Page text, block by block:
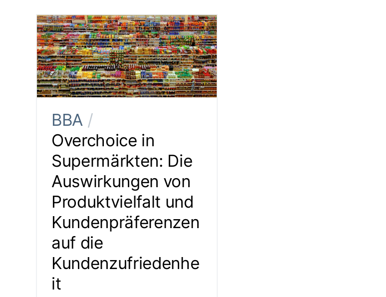
BBA /
Overchoice in
Supermärkten: Die
Auswirkungen von
Produktvielfalt und
Kundenpräferenzen
auf die
Kundenzufriedenhe
it